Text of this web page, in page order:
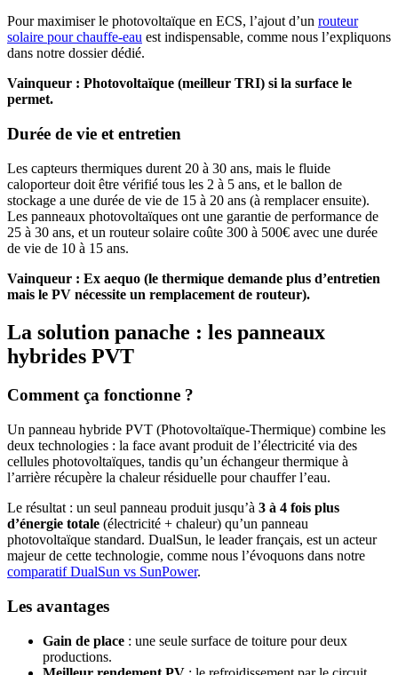
Pour maximiser le photovoltaïque en ECS, l’ajout d’un routeur
solaire pour chauffe-eau est indispensable, comme nous l’expliquons
dans notre dossier dédié.
Vainqueur : Photovoltaïque (meilleur TRI) si la surface le
permet.
Durée de vie et entretien
Les capteurs thermiques durent 20 à 30 ans, mais le fluide
caloporteur doit être vérifié tous les 2 à 5 ans, et le ballon de
stockage a une durée de vie de 15 à 20 ans (à remplacer ensuite).
Les panneaux photovoltaïques ont une garantie de performance de
25 à 30 ans, et un routeur solaire coûte 300 à 500€ avec une durée
de vie de 10 à 15 ans.
Vainqueur : Ex aequo (le thermique demande plus d’entretien
mais le PV nécessite un remplacement de routeur).
La solution panache : les panneaux
hybrides PVT
Comment ça fonctionne ?
Un panneau hybride PVT (Photovoltaïque-Thermique) combine les
deux technologies : la face avant produit de l’électricité via des
cellules photovoltaïques, tandis qu’un échangeur thermique à
l’arrière récupère la chaleur résiduelle pour chauffer l’eau.
Le résultat : un seul panneau produit jusqu’à 3 à 4 fois plus
d’énergie totale (électricité + chaleur) qu’un panneau
photovoltaïque standard. DualSun, le leader français, est un acteur
majeur de cette technologie, comme nous l’évoquons dans notre
comparatif DualSun vs SunPower.
Les avantages
Gain de place : une seule surface de toiture pour deux
productions.